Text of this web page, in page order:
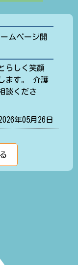
ムページ開
らしく笑顔
ます。 介護
談くださ
年05月26日